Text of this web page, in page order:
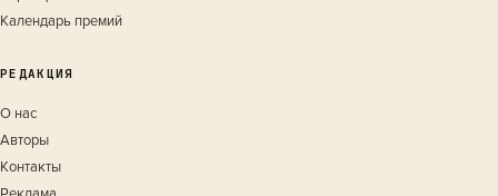
Календарь премий
РЕДАКЦИЯ
О нас
Авторы
Контакты